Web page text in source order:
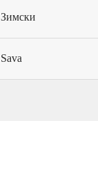
Зимски
Sava